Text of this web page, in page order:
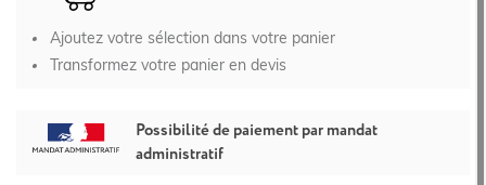
Ajoutez votre sélection dans votre panier
Transformez votre panier en devis
Possibilité de paiement par mandat
administratif